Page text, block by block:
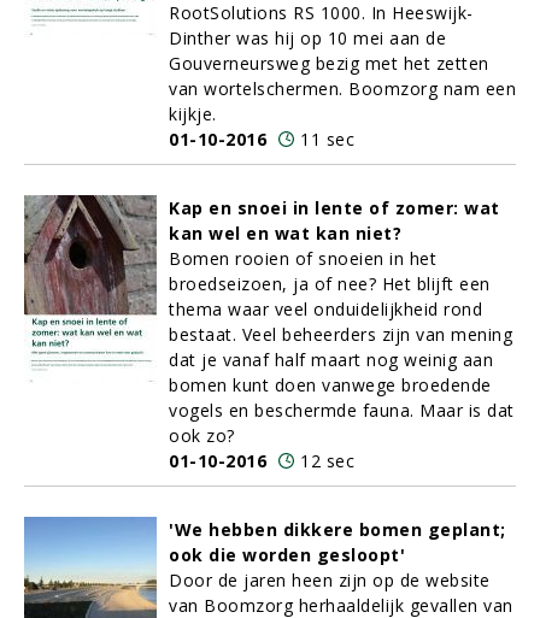
RootSolutions RS 1000. In Heeswijk-
Dinther was hij op 10 mei aan de
Gouverneursweg bezig met het zetten
van wortelschermen. Boomzorg nam een
kijkje.
01-10-2016
11 sec
Kap en snoei in lente of zomer: wat
kan wel en wat kan niet?
Bomen rooien of snoeien in het
broedseizoen, ja of nee? Het blijft een
thema waar veel onduidelijkheid rond
bestaat. Veel beheerders zijn van mening
dat je vanaf half maart nog weinig aan
bomen kunt doen vanwege broedende
vogels en beschermde fauna. Maar is dat
ook zo?
01-10-2016
12 sec
'We hebben dikkere bomen geplant;
ook die worden gesloopt'
Door de jaren heen zijn op de website
van Boomzorg herhaaldelijk gevallen van